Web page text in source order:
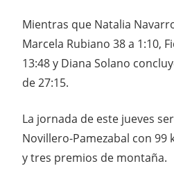
Mientras que Natalia
Marcela Rubiano 38 a 1:10,
13:48 y Diana Solano
de 27:15.
La jornada de este jueves
Novillero-Pamezabal con 99
y tres premios de montaña.